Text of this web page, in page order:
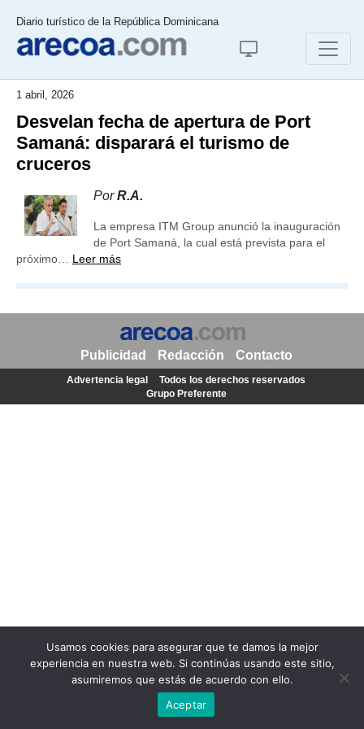
Diario turístico de la República Dominicana
1 abril, 2026
Desvelan fecha de apertura de Port
Samaná: disparará el turismo de
cruceros
PorR.A.
La empresa ITM Group anunció la inauguración
de Port Samaná, la cual está prevista para el
próximo… Leer más
Usamos cookies para asegurar que te damos la mejor
experiencia en nuestra web. Si continúas usando este sitio,
asumiremos que estás de acuerdo con ello.
Aceptar
Publicidad Redacción Contacto
Advertencia legal
Todos los derechos reservados
Grupo Preferente